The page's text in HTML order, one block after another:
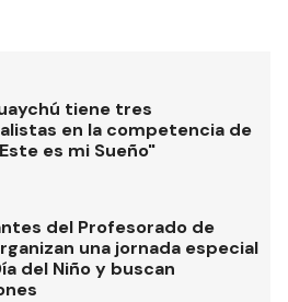
tiene tres
en la competencia de
es mi Sueño"
del Profesorado de
una jornada especial
del Niño y buscan